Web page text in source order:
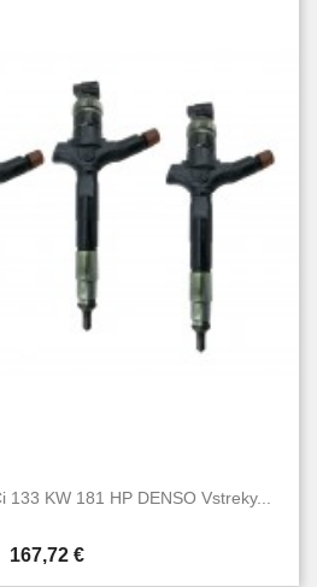
KW 181 HP DENSO Vstreky...
Cena
167,72 €